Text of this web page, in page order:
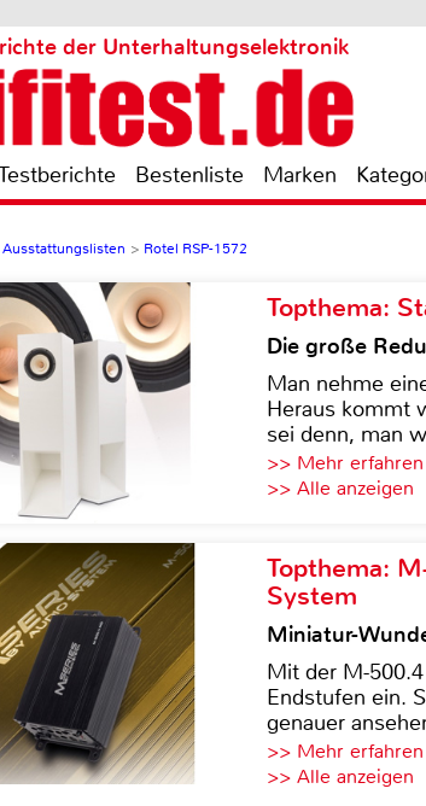
der Unterhaltungselektronik
Bestenliste Marken
Ausstattungslisten > Rotel RSP-1572
Topthema:
Die große
Man nehme
Heraus kommt
sei denn, man
>> Mehr erfahren
>> Alle anzeigen
Topthema:
System
Miniatur-
Mit der M-
Endstufen ein.
genauer
>> Mehr erfahren
>> Alle anzeigen